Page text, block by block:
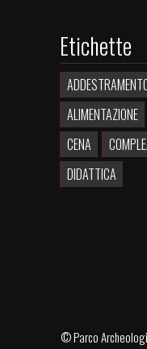
Etichette
ALIMENTAZIONE
CENA
DIDATTICA
©Parco